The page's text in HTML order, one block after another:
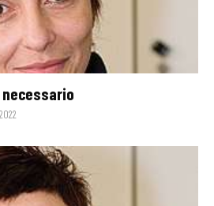
necessario